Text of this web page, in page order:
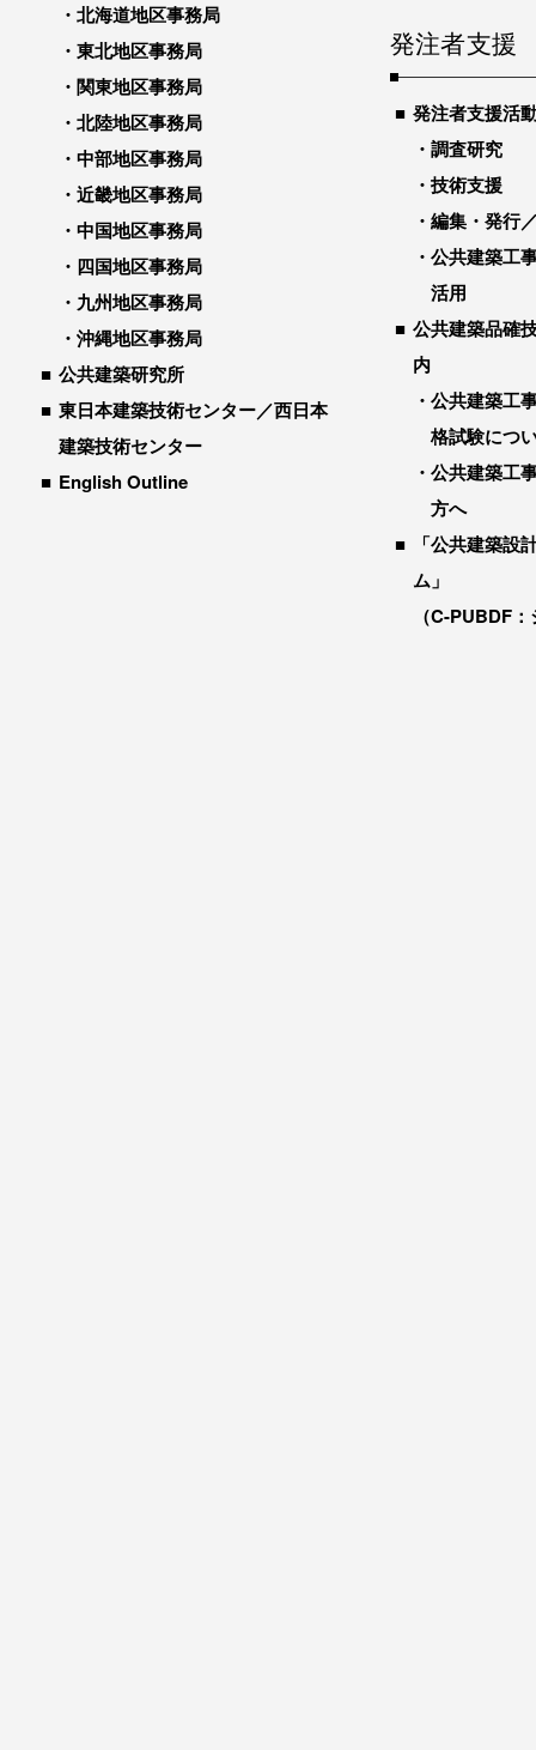
北海道地区事務局
東北地区事務局
関東地区事務局
北陸地区事務局
中部地区事務局
近畿地区事務局
中国地区事務局
四国地区事務局
九州地区事務局
沖縄地区事務局
公共建築研究所
東日本建築技術センター／西日本
建築技術センター
English Outline
発注者支援
発注者支援活
調査研究
技術支援
編集・発行
公共建築工
活用
公共建築品確
内
公共建築工
格試験につ
公共建築工
方へ
「公共建築設
ム」
（C-PUBDF